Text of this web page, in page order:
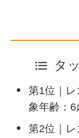
タ
第1位｜
象年齢：6
第2位｜レ